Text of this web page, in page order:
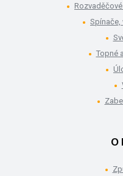
Spínače,
Topné
O